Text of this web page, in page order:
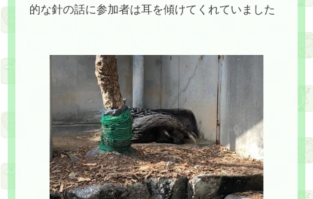
的な針の話に参加者は耳を傾けてくれていました